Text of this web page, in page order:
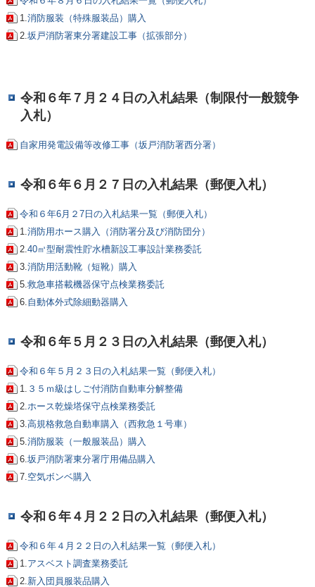
1.消防服装（特殊服装品）購入
2.坂戸消防署東分署建設工事（拡張部分）
令和６年７月２４日の入札結果（制限付一般競争
入札）
自家用発電設備等改修工事（坂戸消防署西分署）
令和６年６月２７日の入札結果（郵便入札）
令和６年6月２7日の入札結果一覧（郵便入札）
1.消防用ホース購入（消防署分及び消防団分）
2.40㎥型耐震性貯水槽新設工事設計業務委託
3.消防用活動靴（短靴）購入
5.救急車搭載機器保守点検業務委託
6. 自動体外式除細動器購入
令和６年５月２３日の入札結果（郵便入札）
令和６年５月２３日の入札結果一覧（郵便入札）
1.
３ ５ｍ級はしご付消防自動車分解整備
2. ホース乾燥塔保守点検業務委託
3.高規格救急自動車購入（西救急１号車）
5.消防服装（一般服装品）購入
6.坂戸消防署東分署庁用備品購入
7. 空気ボンベ購入
令和６年４月２２日の入札結果（郵便入札）
令和６年４月２２日の入札結果一覧（郵便入札）
1. アスベスト調査業務委託
2. 新入団員服装品購入